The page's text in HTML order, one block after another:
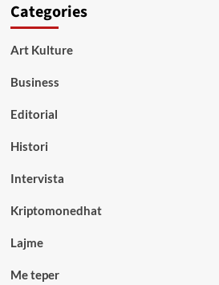
Categories
Art Kulture
Business
Editorial
Histori
Intervista
Kriptomonedhat
Lajme
Me teper